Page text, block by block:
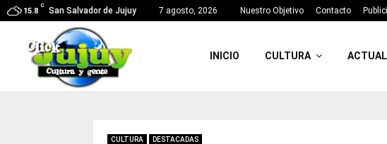
15.8
C
San Salvador de Jujuy 7 agosto, 2026 Nuestro Objetivo Contacto
INICIO CULTURA
CULTURA DESTACADAS